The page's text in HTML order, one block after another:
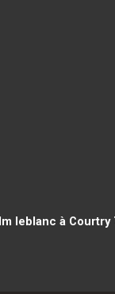
leblanc à Courtry